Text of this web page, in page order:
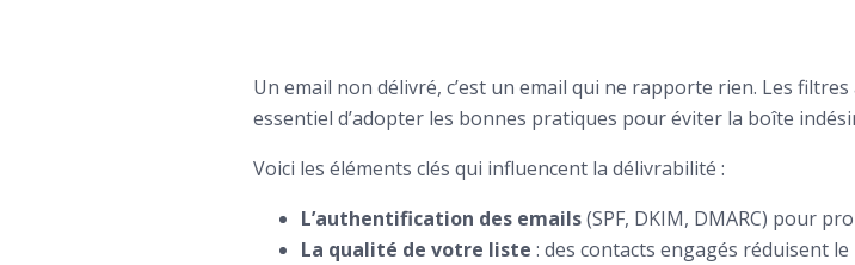
Un email non délivré, c’est un email qui ne rapporte rien. Les
essentiel d’adopter les bonnes pratiques pour éviter la boîte
Voici les éléments clés qui influencent la délivrabilité :
L’authentification des emails(SPF, DKIM, DMARC) pour
La qualité de votre liste : des contacts engagés réduisent